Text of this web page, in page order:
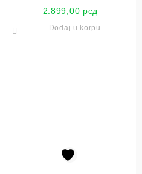
2.899,00 рсд
Dodaj u korpu